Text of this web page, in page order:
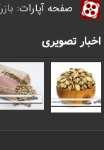
صفحه آپارات:
اخبار تصویری